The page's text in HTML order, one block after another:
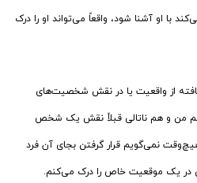
با او آشنا ‌شود، واقعاً می‌تواند او را درک
از واقعیت یا در نقش شخصیت‌های
من و هم ناتالی قبلاً نقش یک شخص
هیچ‌وقت نمی‌گویم قرار گرفتن بجای آن فرد
در یک موقعیت خاص را درک می‌کنم.